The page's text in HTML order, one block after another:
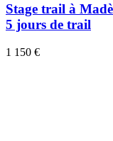
Stage trail à
5 jours de trail
1 150 €